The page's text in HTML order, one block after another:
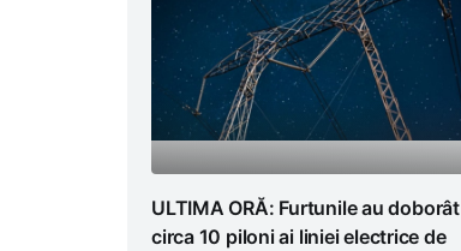
ULTIMA ORĂ: Furtunile au doborât
circa 10 piloni ai liniei electrice de